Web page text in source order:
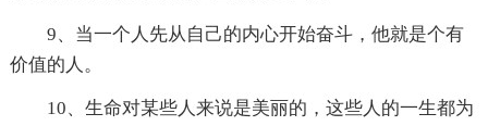
9、当一个人先从自己的内心开始奋斗，他就是个有
价值的人。
10、生命对某些人来说是美丽的，这些人的一生都为